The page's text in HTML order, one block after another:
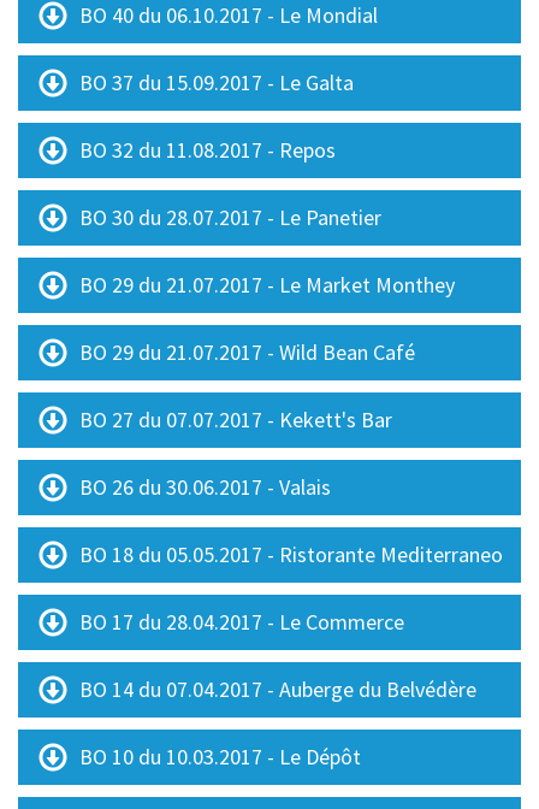
BO 40 du 06.10.2017 - Le Mondial
BO 37 du 15.09.2017 - Le Galta
BO 32 du 11.08.2017 - Repos
BO 30 du 28.07.2017 - Le Panetier
BO 29 du 21.07.2017 - Le Market Monthey
BO 29 du 21.07.2017 - Wild Bean Café
BO 27 du 07.07.2017 - Kekett's Bar
BO 26 du 30.06.2017 - Valais
BO 18 du 05.05.2017 - Ristorante Mediterraneo
BO 17 du 28.04.2017 - Le Commerce
BO 14 du 07.04.2017 - Auberge du Belvédère
BO 10 du 10.03.2017 - Le Dépôt